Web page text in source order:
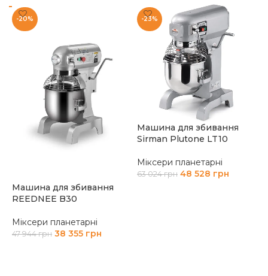
-20%
Машина для збивання
REEDNEE B30
Міксери планетарні
47 944грн 38 355 грн
-23%
Машина для збивання
Sirman Plutone LT10
Міксери планетарні
63 024грн 48 528 грн